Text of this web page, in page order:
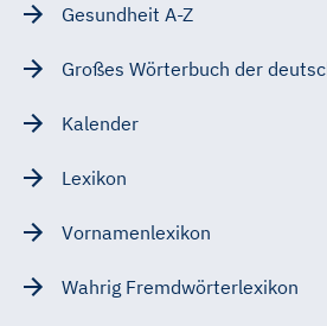
Gesundheit A-Z
Großes Wörterbuch der
Kalender
Lexikon
Vornamenlexikon
Wahrig Fremdwörterlexikon